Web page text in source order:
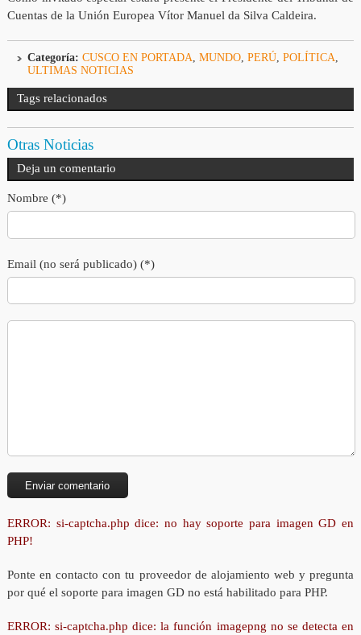
Cuentas de la Unión Europea Vítor Manuel da Silva Caldeira.
Categoría: CUSCO EN PORTADA, MUNDO, PERÚ, POLÍTICA,
ULTIMAS NOTICIAS
Tags relacionados
Otras Noticias
Deja un comentario
Nombre (*)
Email (no será publicado) (*)
ERROR: si-captcha.php dice: no hay soporte para imagen GD en
PHP!
Ponte en contacto con tu proveedor de alojamiento web y pregunta
por qué el soporte para imagen GD no está habilitado para PHP.
ERROR: si-captcha.php dice: la función imagepng no se detecta en